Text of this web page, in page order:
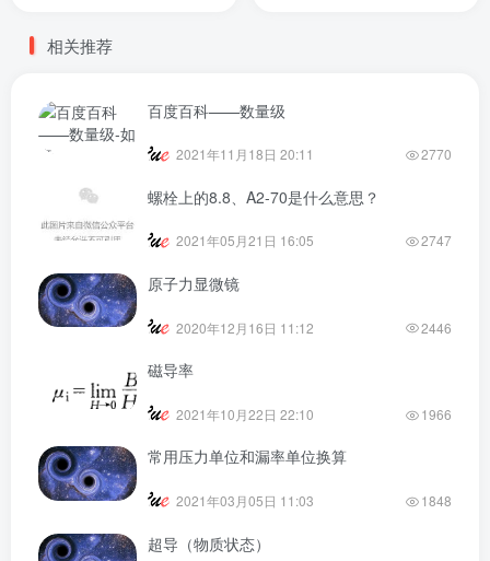
相关推荐
百度百科——数量级
2021年11月18日 20:11 2770
螺栓上的8.8、A2-70是什么意思？
2021年05月21日 16:05 2747
原子力显微镜
2020年12月16日 11:12 2446
磁导率
2021年10月22日 22:10 1966
常用压力单位和漏率单位换算
2021年03月05日 11:03 1848
超导（物质状态）